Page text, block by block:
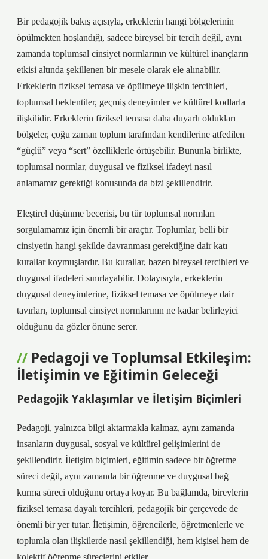
Bir pedagojik bakış açısıyla, erkeklerin hangi bölgelerinin
öpülmekten hoşlandığı, sadece bireysel bir tercih değil, aynı
zamanda toplumsal cinsiyet normlarının ve kültürel inançların
etkisi altında şekillenen bir mesele olarak ele alınabilir.
Erkeklerin fiziksel temasa ve öpülmeye ilişkin tercihleri,
toplumsal beklentiler, geçmiş deneyimler ve kültürel kodlarla
ilişkilidir. Erkeklerin fiziksel temasa daha duyarlı oldukları
bölgeler, çoğu zaman toplum tarafından kendilerine atfedilen
“güçlü” veya “sert” özelliklerle örtüşebilir. Bununla birlikte,
toplumsal normlar, duygusal ve fiziksel ifadeyi nasıl
anlamamız gerektiği konusunda da bizi şekillendirir.
Eleştirel düşünme becerisi, bu tür toplumsal normları
sorgulamamız için önemli bir araçtır. Toplumlar, belli bir
cinsiyetin hangi şekilde davranması gerektiğine dair katı
kurallar koymuşlardır. Bu kurallar, bazen bireysel tercihleri ve
duygusal ifadeleri sınırlayabilir. Dolayısıyla, erkeklerin
duygusal deneyimlerine, fiziksel temasa ve öpülmeye dair
tavırları, toplumsal cinsiyet normlarının ne kadar belirleyici
olduğunu da gözler önüne serer.
Pedagoji ve Toplumsal Etkileşim:
İletişimin ve Eğitimin Geleceği
Pedagojik Yaklaşımlar ve İletişim Biçimleri
Pedagoji, yalnızca bilgi aktarmakla kalmaz, aynı zamanda
insanların duygusal, sosyal ve kültürel gelişimlerini de
şekillendirir. İletişim biçimleri, eğitimin sadece bir öğretme
süreci değil, aynı zamanda bir öğrenme ve duygusal bağ
kurma süreci olduğunu ortaya koyar. Bu bağlamda, bireylerin
fiziksel temasa dayalı tercihleri, pedagojik bir çerçevede de
önemli bir yer tutar. İletişimin, öğrencilerle, öğretmenlerle ve
toplumla olan ilişkilerde nasıl şekillendiği, hem kişisel hem de
kolektif öğrenme süreçlerini etkiler.